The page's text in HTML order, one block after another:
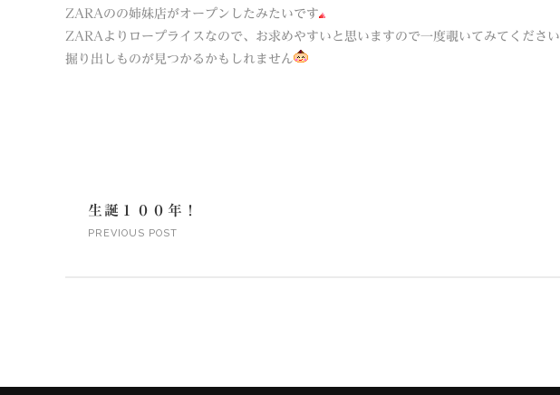
ZARAのの姉妹店がオープンしたみたいです
ZARAよりロープライスなので、お求めやすいと思いますので一度覗いてみてください
掘り出しものが見つかるかもしれません
生誕１００年！
PREVIOUS POST